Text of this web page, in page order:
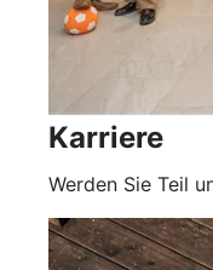
Karriere
Werden Sie Teil